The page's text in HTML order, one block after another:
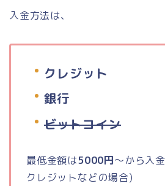
入金方法は、
クレジット
銀行
ビットコイン
最低金額は5000円〜から入
クレジットなどの場合)